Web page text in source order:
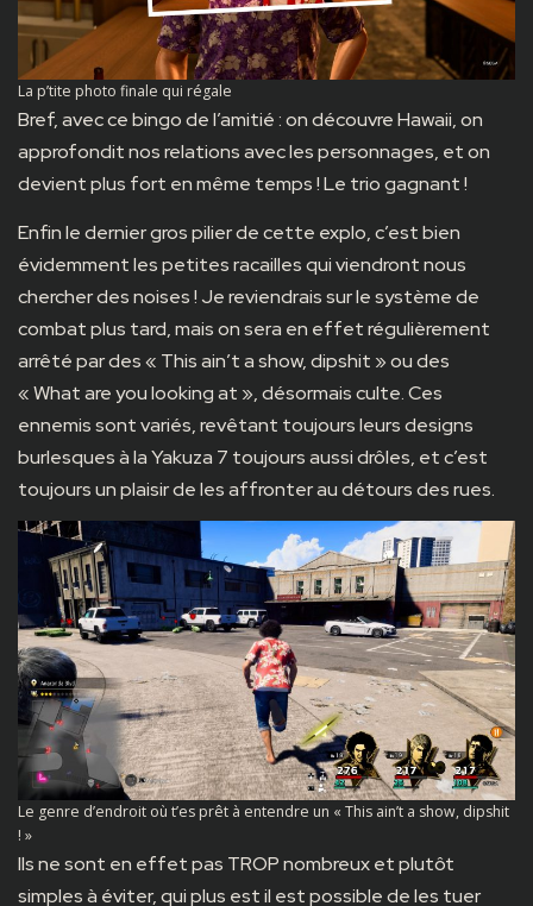
La p’tite photo finale qui régale
Bref, avec ce bingo de l’amitié : on découvre Hawaii, on
approfondit nos relations avec les personnages, et on
devient plus fort en même temps ! Le trio gagnant !
Enfin le dernier gros pilier de cette explo, c’est bien
évidemment les petites racailles qui viendront nous
chercher des noises ! Je reviendrais sur le système de
combat plus tard, mais on sera en effet régulièrement
arrêté par des « This ain’t a show, dipshit » ou des
« What are you looking at », désormais culte. Ces
ennemis sont variés, revêtant toujours leurs designs
burlesques à la Yakuza 7 toujours aussi drôles, et c’est
toujours un plaisir de les affronter au détours des rues.
Le genre d’endroit où t’es prêt à entendre un « This ain’t a show, dipshit
! »
Ils ne sont en effet pas TROP nombreux et plutôt
simples à éviter, qui plus est il est possible de les tuer